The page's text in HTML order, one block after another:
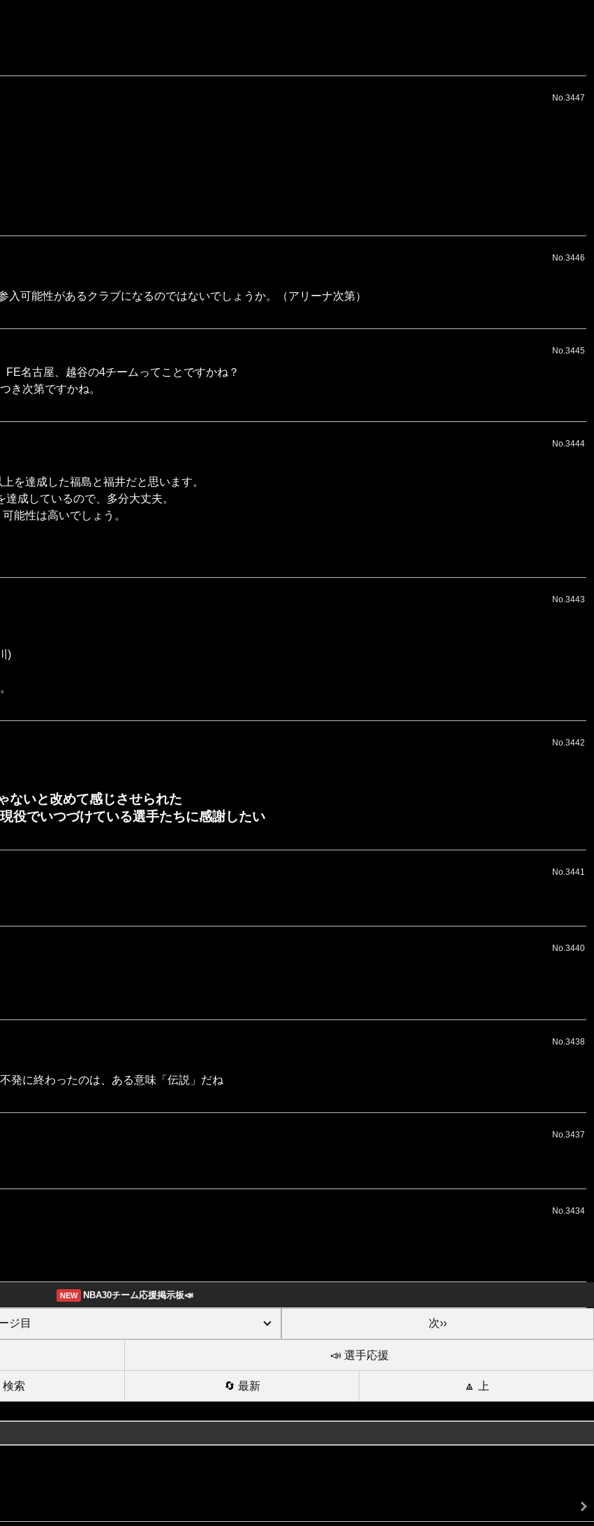
No.3447
No.3446
可能性があるクラブになるのではないでしょうか。（アリーナ次第）
No.3445
名古屋、越谷の4チームってことですかね？
き次第ですかね。
No.3444
を達成した福島と福井だと思います。
成しているので、多分大丈夫。
能性は高いでしょう。
No.3443
)
No.3442
ないと改めて感じさせられた
役でいつづけている選手たちに感謝したい
No.3441
No.3440
No.3438
発に終わったのは、ある意味「伝説」だね
No.3437
No.3434
NEW NBA30チーム応援掲示板📣
次››
📣 選手応援
検索 🔄 最新 🔼 上